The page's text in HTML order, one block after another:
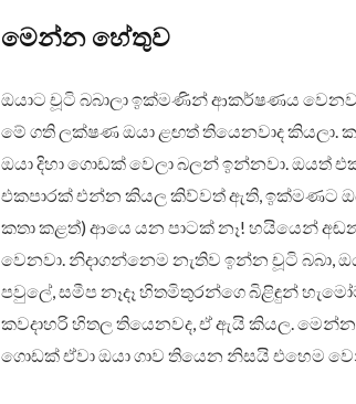
මෙන්න හේතුව
ඔයාට චූටි බබාලා ඉක්මණින් ආකර්ෂණය
මේ ගති ලක්ෂණ ඔයා ළඟත් තියෙනවාද කියලා.
ඔයා දිහා ගොඩක් වෙලා බලන් ඉන්නවා. ඔයත්
එකපාරක් එන්න කියල කිව්වත් ඇති, ඉක්මණට
කතා කළත්) ආයෙ යන පාටක් නෑ! හයියෙන්
වෙනවා. නිදාගන්නෙම නැතිව ඉන්න චූටි බබා,
පවුලේ, සමීප නෑදෑ හිතමිතුරන්ගෙ බිළිඳුන්
කවදාහරි හිතල තියෙනවද, ඒ ඇයි කියල.
ගොඩක් ඒවා ඔයා ගාව තියෙන නිසයි එහෙම